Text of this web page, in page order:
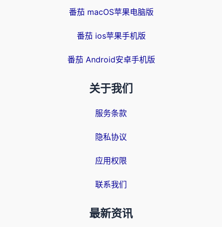
番茄 macOS苹果电脑版
番茄 ios苹果手机版
番茄 Android安卓手机版
关于我们
服务条款
隐私协议
应用权限
联系我们
最新资讯